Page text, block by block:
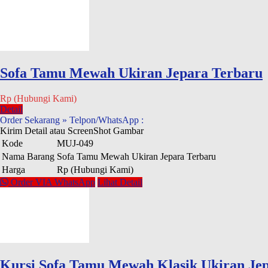
Sofa Tamu Mewah Ukiran Jepara Terbaru
Rp (Hubungi Kami)
Detail
Order Sekarang » Telpon/WhatsApp :
Kirim Detail atau ScreenShot Gambar
Kode
MUJ-049
Nama Barang Sofa Tamu Mewah Ukiran Jepara Terbaru
Harga
Rp (Hubungi Kami)
Order VIA WhatsApp Lihat Detail
Kursi Sofa Tamu Mewah Klasik Ukiran